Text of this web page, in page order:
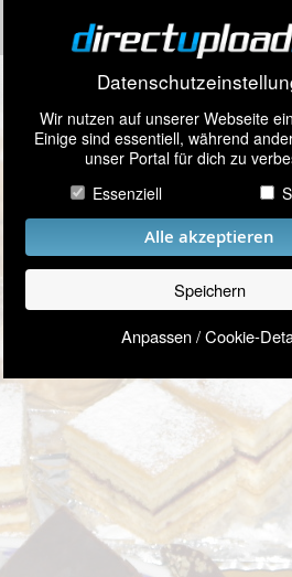
Wir nutzen auf unserer Webseite
Einige sind essentiell, während
unser Portal für dich zu
Essenziell
Alle akzeptieren
Speichern
Anpassen / Cookie-